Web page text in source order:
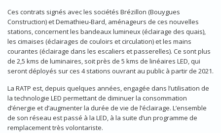
Ces contrats signés avec les sociétés Brézillon (Bouygues
Construction) et Demathieu-Bard, aménageurs de ces nouvelles
stations, concernent les bandeaux lumineux (éclairage des quais),
les cimaises (éclairages de couloirs et circulation) et les mains
courantes (éclairage dans les escaliers et passerelles). Ce sont plus
de 2,5 kms de luminaires, soit près de 5 kms de linéaires LED, qui
seront déployés sur ces 4 stations ouvrant au public à partir de 2021.
La RATP est, depuis quelques années, engagée dans l’utilisation de
la technologie LED permettant de diminuer la consommation
d’énergie et d’augmenter la durée de vie de l’éclairage. L’ensemble
de son réseau est passé à la LED, à la suite d’un programme de
remplacement très volontariste.